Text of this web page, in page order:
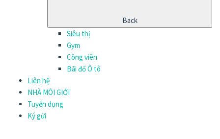
Back
Siêu thị
Gym
Công viên
Bãi đổ Ô tô
Liên hệ
NHÀ MÔI GIỚI
Tuyển dụng
Ký gửi